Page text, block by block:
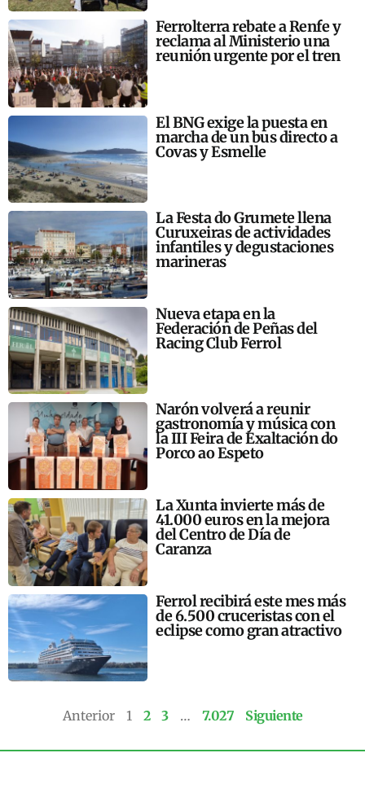
Ferrolterra rebate a Renfe y
reclama al Ministerio una
reunión urgente por el tren
El BNG exige la puesta en
marcha de un bus directo a
Covas y Esmelle
La Festa do Grumete llena
Curuxeiras de actividades
infantiles y degustaciones
marineras
Nueva etapa en la
Federación de Peñas del
Racing Club Ferrol
Narón volverá a reunir
gastronomía y música con
la III Feira de Exaltación do
Porco ao Espeto
La Xunta invierte más de
41.000 euros en la mejora
del Centro de Día de
Caranza
Ferrol recibirá este mes más
de 6.500 cruceristas con el
eclipse como gran atractivo
Anterior 1 2 3 … 7.027 Siguiente